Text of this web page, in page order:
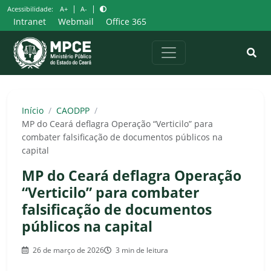
Pular
para
o
conteúdo
Acessibilidade: A+ | A- |
Intranet Webmail Office 365
Início / CAODPP /
MP do Ceará deflagra Operação “Verticilo” para
combater falsificação de documentos públicos na
capital
MP do Ceará deflagra Operação
“Verticilo” para combater
falsificação de documentos
públicos na capital
26 de março de 2026 3 min de leitura